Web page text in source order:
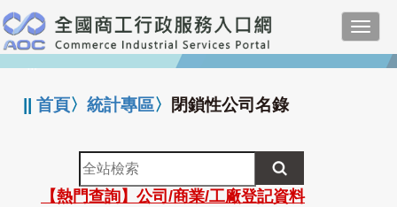
跳
到
主
要
:::
||首頁〉統計專區〉 閉鎖性公司名錄
全
站
檢
【熱門查詢】公司/商業/工廠登記資料